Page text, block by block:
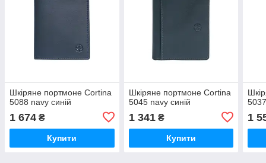
Шкіряне портмоне Cortina
5088 navy синій
1 674 ₴
Купити
Шкіряне портмоне Cortina
5045 navy синій
1 341₴
Купити
1